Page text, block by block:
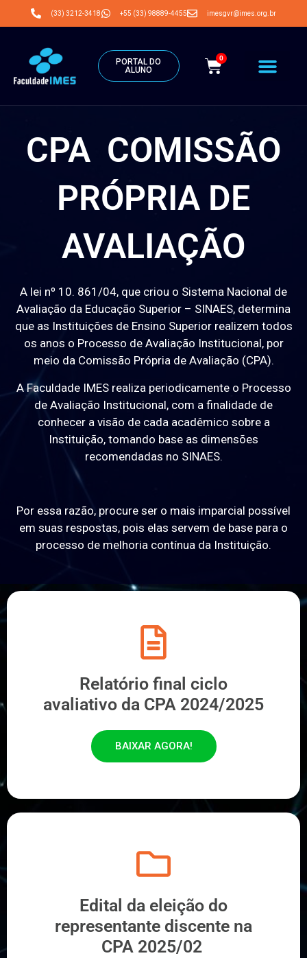
(33) 3212-3418 +55 (33) 98889-4455 imesgvr@imes.org.br
PORTAL DO
ALUNO
0
CPA COMISSÃO
PRÓPRIA DE
AVALIAÇÃO
A lei nº 10. 861/04, que criou o Sistema Nacional de
Avaliação da Educação Superior – SINAES, determina
que as Instituições de Ensino Superior realizem todos
os anos o Processo de Avaliação Institucional, por
meio da Comissão Própria de Avaliação (CPA).
A Faculdade IMES realiza periodicamente o Processo
de Avaliação Institucional, com a finalidade de
conhecer a visão de cada acadêmico sobre a
Instituição, tomando base as dimensões
recomendadas no SINAES.
Por essa razão, procure ser o mais imparcial possível
em suas respostas, pois elas servem de base para o
processo de melhoria contínua da Instituição.
Relatório final ciclo
avaliativo da CPA 2024/2025
BAIXAR AGORA!
Edital da eleição do
representante discente na
CPA 2025/02